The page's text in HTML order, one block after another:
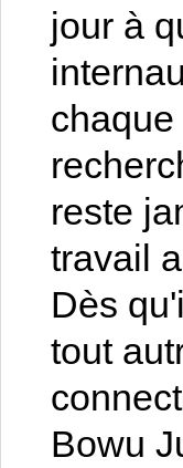
jour à
reste
travail
Dès
tout
Bowu